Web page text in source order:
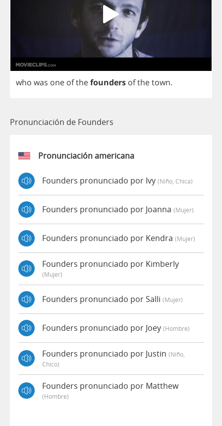
who was one ofthefounders ofthetown.
Pronunciación de Founders
Pronunciación americana
Founders pronunciado por Ivy (niño, Chica)
Founders pronunciado por Joanna (mujer)
Founders pronunciado por Kendra (mujer)
Founders pronunciado por Kimberly
(mujer)
Founders pronunciado por Salli (mujer)
Founders pronunciado por Joey (hombre)
Founders pronunciado por Justin (niño,
Chico)
Founders pronunciado por Matthew
(hombre)